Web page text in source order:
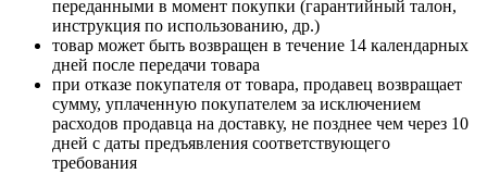
переданными в момент покупки (гарантийный талон,
инструкция по использованию, др.)
товар может быть возвращен в течение 14 календарных
дней после передачи товара
при отказе покупателя от товара, продавец возвращает
сумму, уплаченную покупателем за исключением
расходов продавца на доставку, не позднее чем через 10
дней с даты предъявления соответствующего
требования